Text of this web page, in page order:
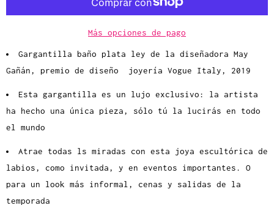
a
Más opciones de pago
Gargantilla baño plata ley de la diseñadora May
Gañán, premio de diseño joyería Vogue Italy, 2019
Esta gargantilla es un lujo exclusivo: la artista
ha hecho una única pieza, sólo tú la lucirás en todo
el mundo
Atrae todas ls miradas con esta joya escultórica de
labios, como invitada, y en eventos importantes. O
para un look más informal, cenas y salidas de la
temporada